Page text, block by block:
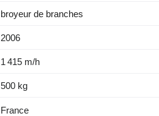
broyeur de branches
2006
1 415 m/h
500 kg
France